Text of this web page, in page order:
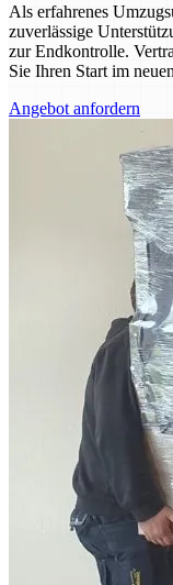
Als erfahrenes
zuverlässige
zur Endkontrolle.
Sie Ihren Start im
Angebot anfordern